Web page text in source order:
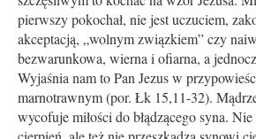
pierwszy pokochał, nie jest uczuciem,
akceptacją, „wolnym związkiem” czy
bezwarunkowa, wierna i ofiarna, a
Wyjaśnia nam to Pan Jezus w
marnotrawnym (por. Łk 15,11-32).
wycofuje miłości do błądzącego syna.